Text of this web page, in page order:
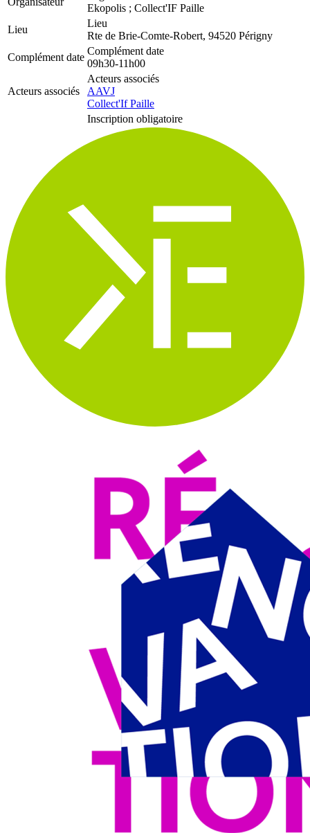
Ekopolis ; Collect'IF Paille
Lieu
Lieu
Rte de Brie-Comte-Robert, 94520 Périgny
Complément date
Complément date
09h30-11h00
Acteurs associés
Acteurs associés
AAVJ
Collect'If Paille
Inscription obligatoire